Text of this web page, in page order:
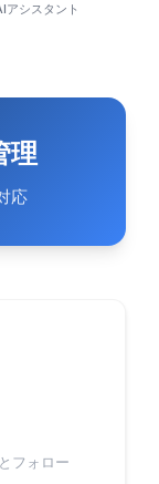
アシスタント
理
応
フォロー